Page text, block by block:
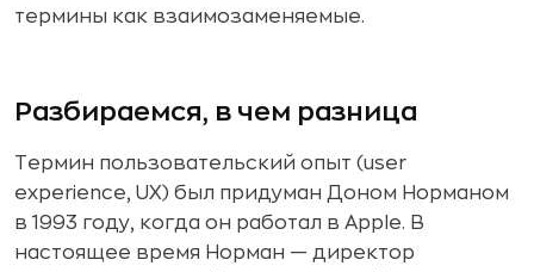
термины как взаимозаменяемые.
Разбираемся, в чем разница
Термин пользовательский опыт (user
experience, UX) был придуман Доном Норманом
в 1993 году, когда он работал в Apple. В
настоящее время Норман — директор